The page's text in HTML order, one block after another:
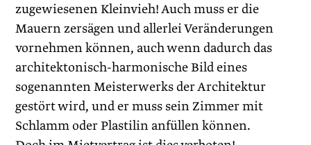
zugewiesenen Kleinvieh! Auch muss er die
Mauern zersägen und allerlei Veränderungen
vornehmen können, auch wenn dadurch das
architektonisch-harmonische Bild eines
sogenannten Meisterwerks der Architektur
gestört wird, und er muss sein Zimmer mit
Schlamm oder Plastilin anfüllen können.